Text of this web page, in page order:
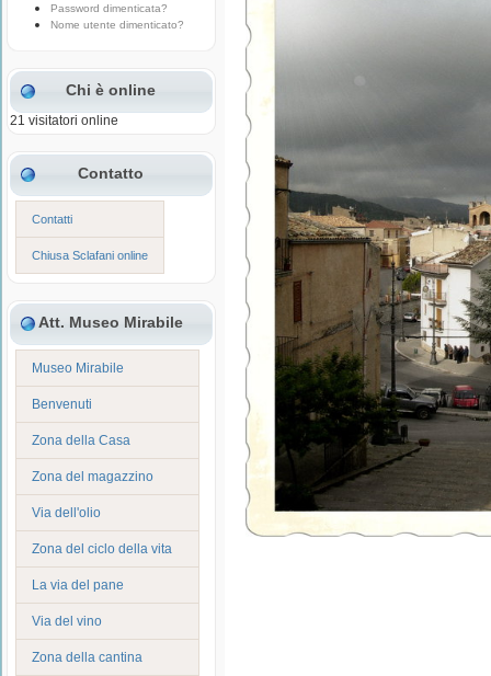
Password dimenticata?
Nome utente dimenticato?
Chi è online
21 visitatori online
Contatto
Contatti
Chiusa Sclafani online
Att. Museo Mirabile
Museo Mirabile
Benvenuti
Zona della Casa
Zona del magazzino
Via dell'olio
Zona del ciclo della vita
La via del pane
Via del vino
Zona della cantina